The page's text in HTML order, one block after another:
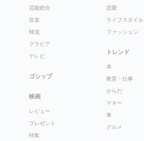
芸能総合
音楽
韓流
グラビア
テレビ
ゴシップ
映画
レビュー
プレゼント
特集
恋愛
ライフスタイル
ファッション
トレンド
本
教育・仕事
からだ
マネー
車
グルメ